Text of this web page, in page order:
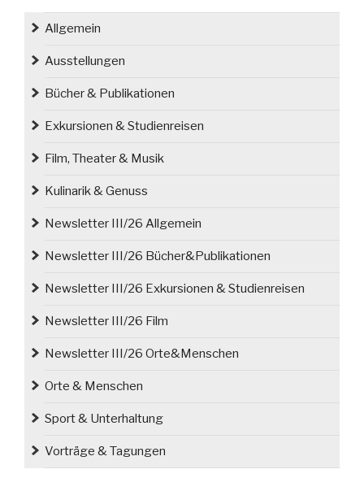
dem
Schneeberg“
Allgemein
Ausstellungen
Bücher & Publikationen
Exkursionen & Studienreisen
Film, Theater & Musik
Kulinarik & Genuss
Newsletter III/26 Allgemein
Newsletter III/26 Bücher&Publikationen
Newsletter III/26 Exkursionen & Studienreisen
Newsletter III/26 Film
Newsletter III/26 Orte&Menschen
Orte & Menschen
Sport & Unterhaltung
Vorträge & Tagungen